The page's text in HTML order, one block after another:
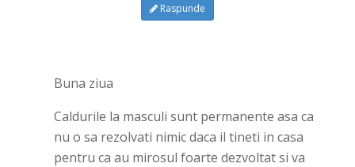
Raspunde
Buna ziua
Caldurile la masculi sunt permanente asa ca
nu o sa rezolvati nimic daca il tineti in casa
pentru ca au mirosul foarte dezvoltat si va